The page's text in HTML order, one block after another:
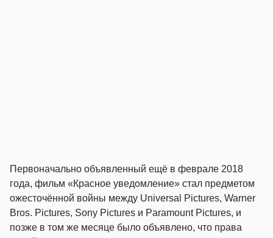
Первоначально объявленный ещё в феврале 2018
года, фильм «Красное уведомление» стал предметом
ожесточённой войны между Universal Pictures, Warner
Bros. Pictures, Sony Pictures и Paramount Pictures, и
позже в том же месяце было объявлено, что права